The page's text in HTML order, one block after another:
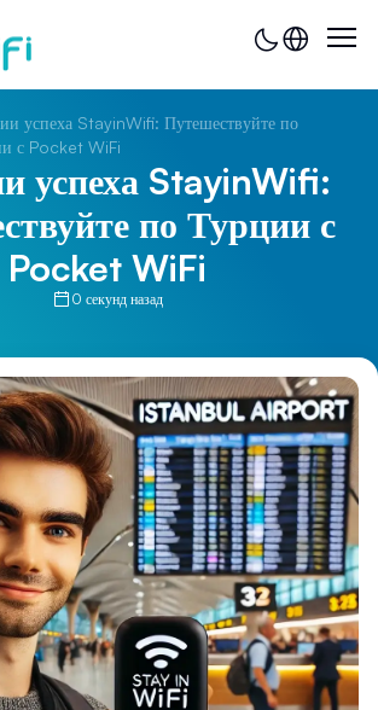
успеха StayinWifi: Путешествуйте по
с Pocket WiFi
успеха StayinWifi:
по Турции с
Pocket WiFi
0 секунд назад